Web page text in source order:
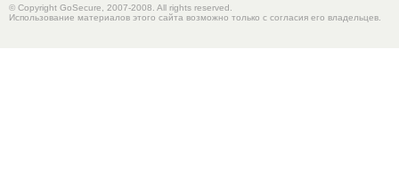
© Copyright GoSecure, 2007-2008. All rights reserved.
Использование материалов этого сайта возможно только с согласия его владельцев.